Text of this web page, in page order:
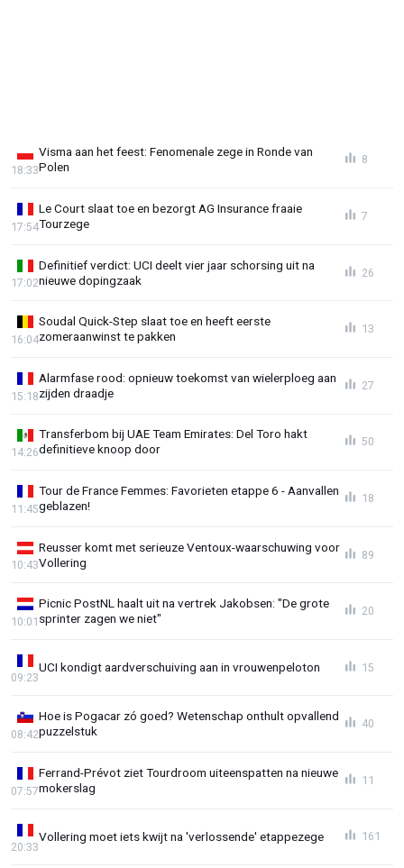
Visma aan het feest: Fenomenale zege in Ronde van
Polen
18:33
8
Le Court slaat toe en bezorgt AG Insurance fraaie
Tourzege
17:54
7
Definitief verdict: UCI deelt vier jaar schorsing uit na
nieuwe dopingzaak
17:02
26
Soudal Quick-Step slaat toe en heeft eerste
zomeraanwinst te pakken
16:04
13
Alarmfase rood: opnieuw toekomst van wielerploeg aan
zijden draadje
15:18
27
Transferbom bij UAE Team Emirates: Del Toro hakt
definitieve knoop door
14:26
50
Tour de France Femmes: Favorieten etappe 6 - Aanvallen
geblazen!
11:45
18
Reusser komt met serieuze Ventoux-waarschuwing voor
Vollering
10:43
89
Picnic PostNL haalt uit na vertrek Jakobsen: "De grote
sprinter zagen we niet"
10:01
20
UCI kondigt aardverschuiving aan in vrouwenpeloton
09:23
15
Hoe is Pogacar zó goed? Wetenschap onthult opvallend
puzzelstuk
08:42
40
Ferrand-Prévot ziet Tourdroom uiteenspatten na nieuwe
mokerslag
07:57
11
Vollering moet iets kwijt na 'verlossende' etappezege
20:33
161